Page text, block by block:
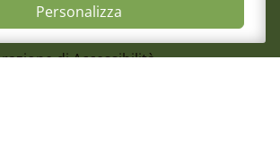
del sito
Contatti
di Feedback
di Accessibilità
Personalizza